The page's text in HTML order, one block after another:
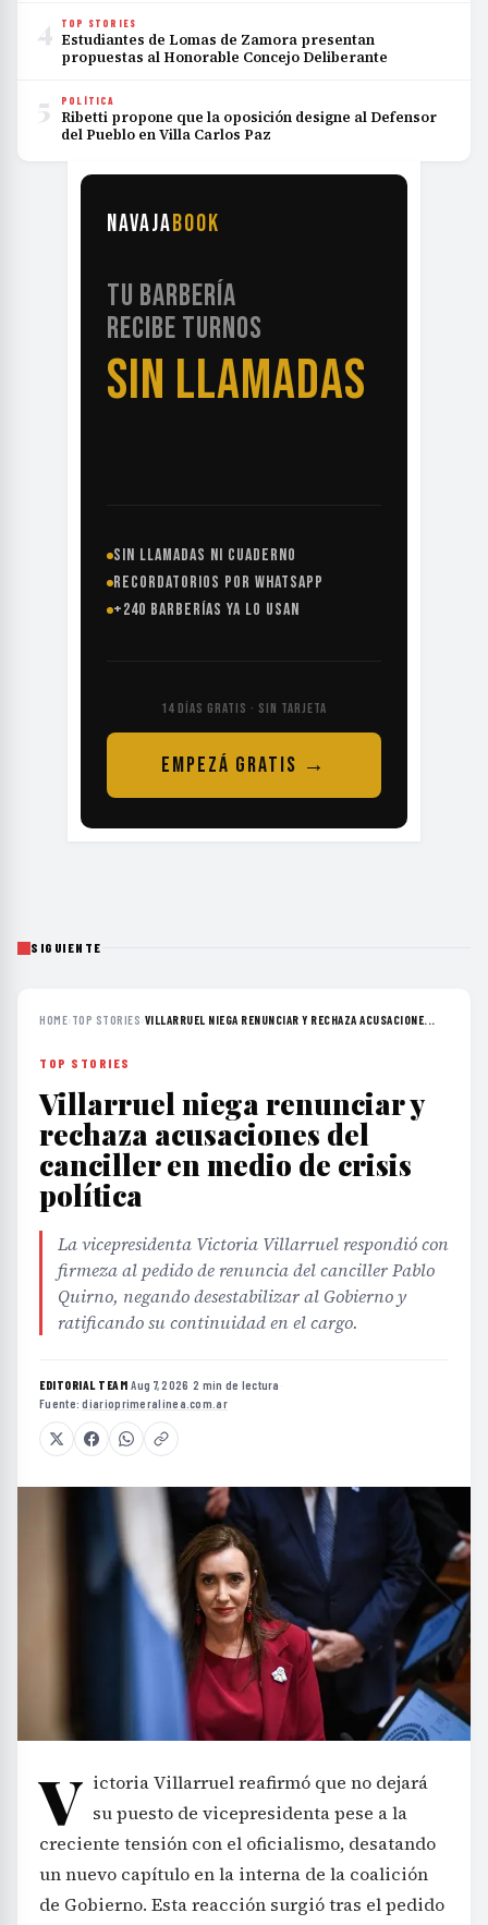
4 TOP STORIES
Estudiantes de Lomas de Zamora presentan
propuestas al Honorable Concejo Deliberante
5 POLÍTICA
Ribetti propone que la oposición designe al Defensor
del Pueblo en Villa Carlos Paz
NAVAJABOOK
TU BARBERÍA
RECIBE TURNOS
SIN LLAMADAS
SIN LLAMADAS NI CUADERNO
RECORDATORIOS POR WHATSAPP
+240 BARBERÍAS YA LO USAN
14 DÍAS GRATIS · SIN TARJETA
EMPEZÁ GRATIS →
SIGUIENTE
HOME› TOP STORIES›VILLARRUEL NIEGA RENUNCIAR Y RECHAZA ACUSACIONE...
TOP STORIES
Villarruel niega renunciar y
rechaza acusaciones del
canciller en medio de crisis
política
La vicepresidenta Victoria Villarruel respondió con
firmeza al pedido de renuncia del canciller Pablo
Quirno, negando desestabilizar al Gobierno y
ratificando su continuidad en el cargo.
EDITORIAL TEAM·Aug 7, 2026 ·2 min de lectura ·
Fuente:diarioprimeralinea.com.ar
V ictoria Villarruel reafirmó que no dejará
su puesto de vicepresidenta pese a la
creciente tensión con el oficialismo, desatando
un nuevo capítulo en la interna de la coalición
de Gobierno. Esta reacción surgió tras el pedido